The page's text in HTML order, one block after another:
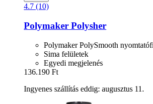
4.7 (10)
Polymaker Polysher
Polymaker PolySmooth
Sima felületek
Egyedi megjelenés
136.190 Ft
Ingyenes szállítás eddig: augusztus 11.